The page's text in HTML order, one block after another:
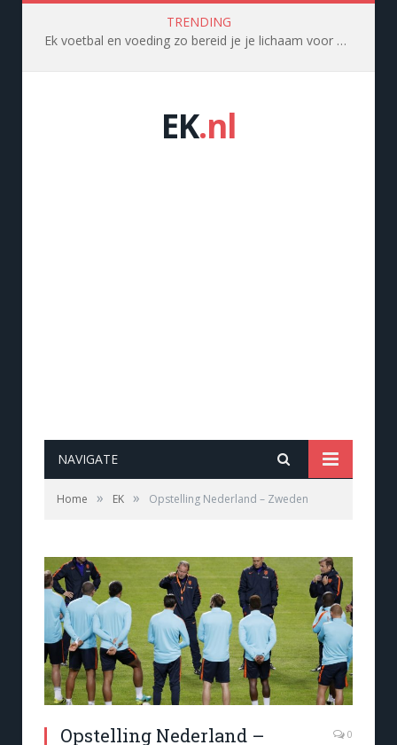
TRENDING
Ek voetbal en voeding zo bereid je je lichaam voor op topprestaties
EK.nl
NAVIGATE
Home » EK » Opstelling Nederland – Zweden
Opstelling Nederland –
0